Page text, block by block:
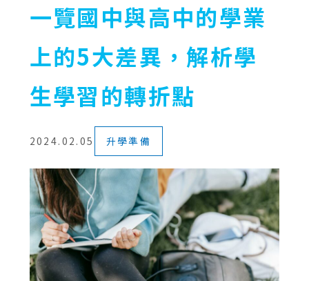
一覽國中與高中的學業
上的5大差異，解析學
生學習的轉折點
2024.02.05 升學準備